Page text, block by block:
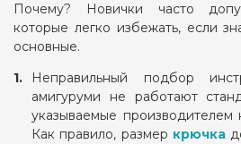
Почему? Новички часто
которые легко избежать, если
основные.
Неправильный подбор
амигуруми не работают
указываемые производителем
Как правило, размер крючка